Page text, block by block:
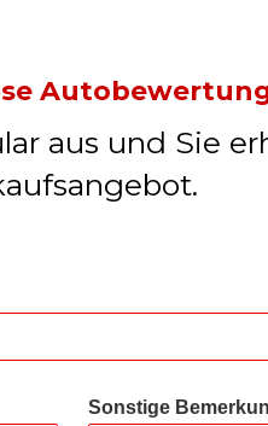
aus und Sie
Sonstige